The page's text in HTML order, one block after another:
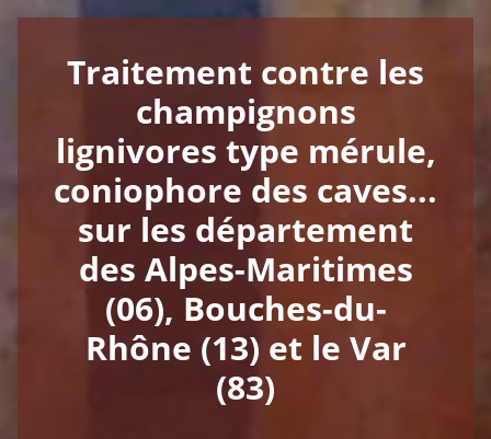
Traitement contre les
champignons
lignivores type mérule,
coniophore des caves...
sur les département
des Alpes-Maritimes
(06), Bouches-du-
Rhône (13) et le Var
(83)